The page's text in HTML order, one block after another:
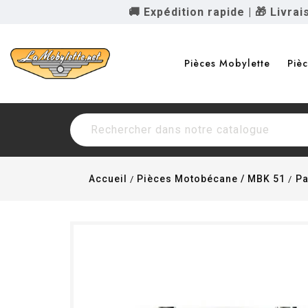
🚚 Expédition rapide | 🎁
Pièces Mobylette
Accueil Pièces Motobécane / MBK 51